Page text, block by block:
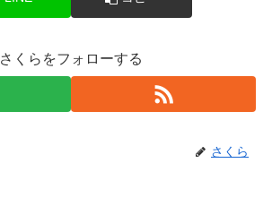
さくらをフォローする
さくら